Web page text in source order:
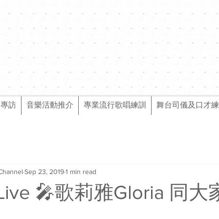
訪 音樂活動推介 專業流行歌唱練訓 舞台司儀及口才
🎤歌莉雅Gloria 同大
Sep 23, 20191 min read